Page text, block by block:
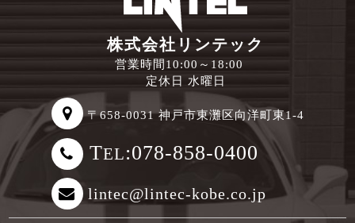
株式会社リンテック
営業時間10:00～18:00
定休日 水曜日
〒658-0031 神戸市東灘区向洋町東1-4
TEL:078-858-0400
lintec@lintec-kobe.co.jp